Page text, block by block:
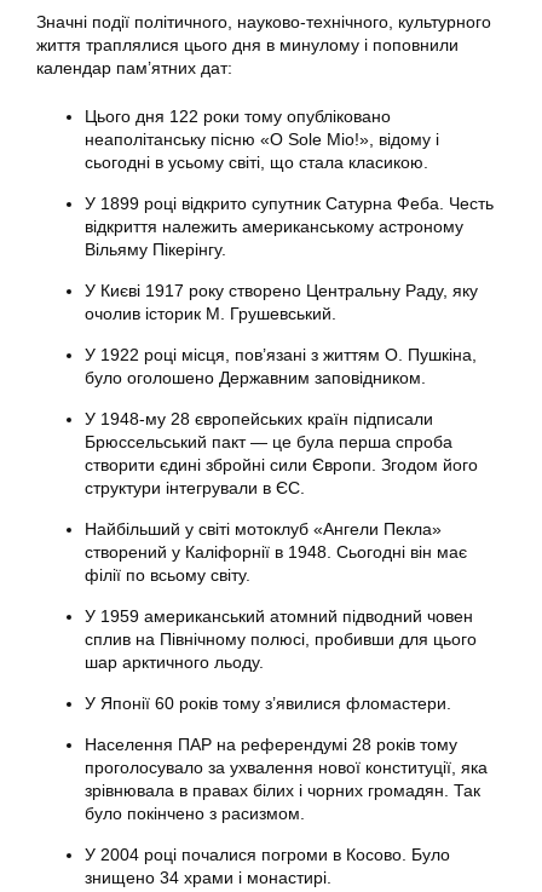
Значні події політичного, науково-технічного, культурного
життя траплялися цього дня в минулому і поповнили
календар пам’ятних дат:
Цього дня 122 роки тому опубліковано
неаполітанську пісню «O Sole Mio!», відому і
сьогодні в усьому світі, що стала класикою.
У 1899 році відкрито супутник Сатурна Феба. Честь
відкриття належить американському астроному
Вільяму Пікерінгу.
У Києві 1917 року створено Центральну Раду, яку
очолив історик М. Грушевський.
У 1922 році місця, пов’язані з життям О. Пушкіна,
було оголошено Державним заповідником.
У 1948-му 28 європейських країн підписали
Брюссельський пакт — це була перша спроба
створити єдині збройні сили Європи. Згодом його
структури інтегрували в ЄС.
Найбільший у світі мотоклуб «Ангели Пекла»
створений у Каліфорнії в 1948. Сьогодні він має
філії по всьому світу.
У 1959 американський атомний підводний човен
сплив на Північному полюсі, пробивши для цього
шар арктичного льоду.
У Японії 60 років тому з’явилися фломастери.
Населення ПАР на референдумі 28 років тому
проголосувало за ухвалення нової конституції, яка
зрівнювала в правах білих і чорних громадян. Так
було покінчено з расизмом.
У 2004 році почалися погроми в Косово. Було
знищено 34 храми і монастирі.